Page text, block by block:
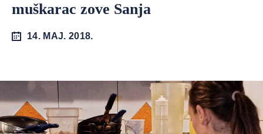
muškarac zove Sanja
14. MAJ. 2018.